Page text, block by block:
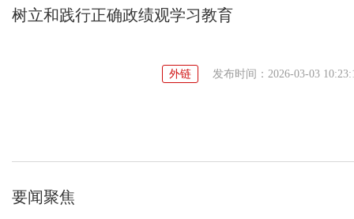
树立和践行正确政绩观学习教育
外链 发布时间：2026-03-03
要闻聚焦